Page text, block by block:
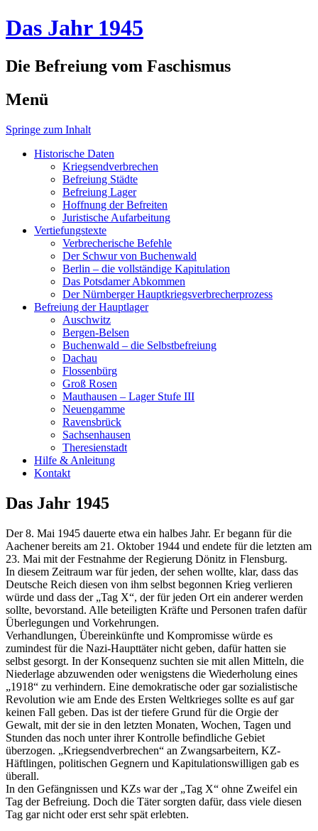
Das Jahr 1945
Die Befreiung vom Faschismus
Menü
Springe zum Inhalt
Historische Daten
Kriegsendverbrechen
Befreiung Städte
Befreiung Lager
Hoffnung der Befreiten
Juristische Aufarbeitung
Vertiefungstexte
Verbrecherische Befehle
Der Schwur von Buchenwald
Berlin – die vollständige Kapitulation
Das Potsdamer Abkommen
Der Nürnberger Hauptkriegsverbrecherprozess
Befreiung der Hauptlager
Auschwitz
Bergen-Belsen
Buchenwald – die Selbstbefreiung
Dachau
Flossenbürg
Groß Rosen
Mauthausen – Lager Stufe III
Neuengamme
Ravensbrück
Sachsenhausen
Theresienstadt
Hilfe & Anleitung
Kontakt
Das Jahr 1945
Der 8. Mai 1945 dauerte etwa ein halbes Jahr. Er begann für die
Aachener bereits am 21. Oktober 1944 und endete für die letzten am
23. Mai mit der Festnahme der Regierung Dönitz in Flensburg.
In diesem Zeitraum war für jeden, der sehen wollte, klar, dass das
Deutsche Reich diesen von ihm selbst begonnen Krieg verlieren
würde und dass der „Tag X“, der für jeden Ort ein anderer werden
sollte, bevorstand. Alle beteiligten Kräfte und Personen trafen dafür
Überlegungen und Vorkehrungen.
Verhandlungen, Übereinkünfte und Kompromisse würde es
zumindest für die Nazi-Haupttäter nicht geben, dafür hatten sie
selbst gesorgt. In der Konsequenz suchten sie mit allen Mitteln, die
Niederlage abzuwenden oder wenigstens die Wiederholung eines
„1918“ zu verhindern. Eine demokratische oder gar sozialistische
Revolution wie am Ende des Ersten Weltkrieges sollte es auf gar
keinen Fall geben. Das ist der tiefere Grund für die Orgie der
Gewalt, mit der sie in den letzten Monaten, Wochen, Tagen und
Stunden das noch unter ihrer Kontrolle befindliche Gebiet
überzogen. „Kriegsendverbrechen“ an Zwangsarbeitern, KZ-
Häftlingen, politischen Gegnern und Kapitulationswilligen gab es
überall.
In den Gefängnissen und KZs war der „Tag X“ ohne Zweifel ein
Tag der Befreiung. Doch die Täter sorgten dafür, dass viele diesen
Tag gar nicht oder erst sehr spät erlebten.